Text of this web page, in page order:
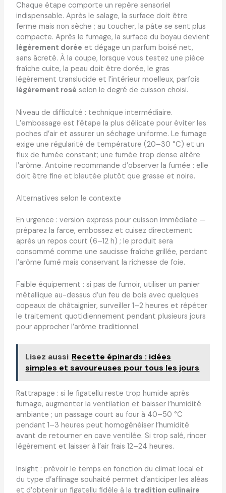
Chaque étape comporte un repère sensoriel
indispensable. Après le salage, la surface doit être
ferme mais non sèche ; au toucher, la pâte se sent plus
compacte. Après le fumage, la surface du boyau devient
légèrement dorée et dégage un parfum boisé net,
sans âcreté. À la coupe, lorsque vous testez une pièce
fraîche cuite, la peau doit être dorée, le gras
légèrement translucide et l’intérieur moelleux, parfois
légèrement rosé selon le degré de cuisson choisi.
Niveau de difficulté : technique intermédiaire.
L’embossage est l’étape la plus délicate pour éviter les
poches d’air et assurer un séchage uniforme. Le fumage
exige une régularité de température (20–30 °C) et un
flux de fumée constant; une fumée trop dense altère
l’arôme. Antoine recommande d’observer la fumée : elle
doit être fine et bleutée plutôt que grasse et noire.
Alternatives selon le contexte
En urgence : version express pour cuisson immédiate —
préparez la farce, embossez et cuisez directement
après un repos court (6–12 h) ; le produit sera
consommé comme une saucisse fraîche grillée, perdant
l’arôme fumé mais conservant la richesse de foie.
Faible équipement : si pas de fumoir, utiliser un panier
métallique au-dessus d’un feu de bois avec quelques
copeaux de châtaignier, surveiller 1–2 heures et répéter
le traitement quotidiennement pendant plusieurs jours
pour approcher l’arôme traditionnel.
Lisez aussi Recette épinards : idées
simples et savoureuses pour tous les jours
Rattrapage : si le figatellu reste trop humide après
fumage, augmenter la ventilation et baisser l’humidité
ambiante ; un passage court au four à 40–50 °C
pendant 1–3 heures peut homogénéiser l’humidité
avant de retourner en cave ventilée. Si trop salé, rincer
légèrement et laisser à l’air frais 12–24 heures.
Insight : prévoir le temps en fonction du climat local et
du type d’affinage souhaité permet d’anticiper les aléas
et d’obtenir un figatellu fidèle à la tradition culinaire